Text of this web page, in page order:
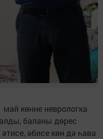
көнне неврологка
баланы дөрес
әбисе көн дә һава